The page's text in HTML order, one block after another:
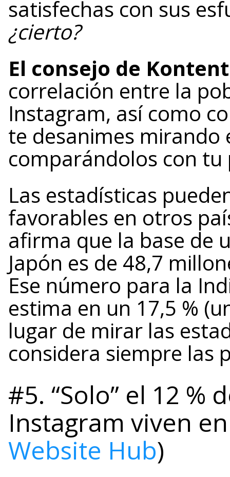
satisfechas con sus
¿cierto?
El consejo de
correlación entre la
Instagram, así como
te desanimes mirando
comparándolos con
Las estadísticas
favorables en otros
afirma que la base de
Japón es de 48,7
Ese número para la
estima en un 17,5 %
lugar de mirar las
considera siempre las
#5. “Solo” el 12 %
Instagram viven en
Website Hub)